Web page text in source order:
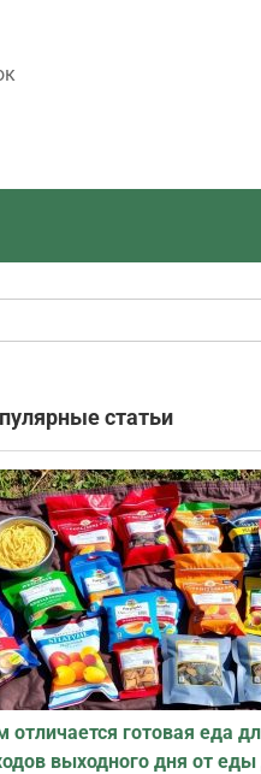
статьи
отличается готовая еда
выходного дня от еды